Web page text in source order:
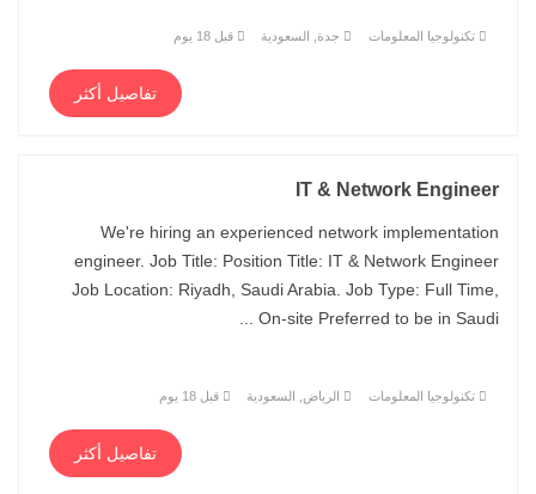
تكنولوجيا المعلومات جدة, السعودية قبل 18 يوم
تفاصيل أكثر
IT & Network Engineer
We're hiring an experienced network implementation
engineer. Job Title: Position Title: IT & Network Engineer
Job Location: Riyadh, Saudi Arabia. Job Type: Full Time,
On-site Preferred to be in Saudi ...
تكنولوجيا المعلومات الرياض, السعودية قبل 18 يوم
تفاصيل أكثر